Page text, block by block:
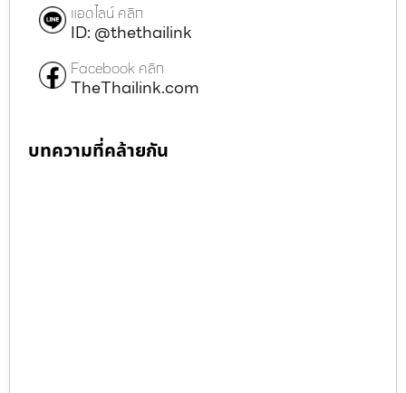
แอดไลน์ คลิก
ID: @thethailink
Facebook คลิก
TheThailink.com
บทความที่คล้ายกัน